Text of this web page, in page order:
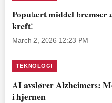
Populært middel bremser
kreft!
March 2, 2026 12:23 PM
TEKNOLOGI
AI avslører Alzheimers:
i hjernen